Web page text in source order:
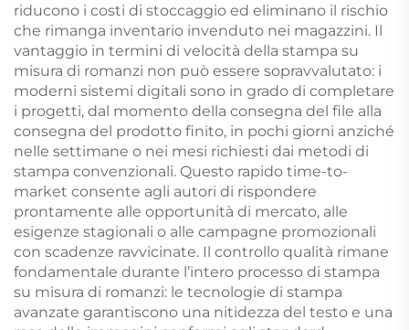
riducono i costi di stoccaggio ed eliminano il rischio
che rimanga inventario invenduto nei magazzini. Il
vantaggio in termini di velocità della stampa su
misura di romanzi non può essere sopravvalutato: i
moderni sistemi digitali sono in grado di completare
i progetti, dal momento della consegna del file alla
consegna del prodotto finito, in pochi giorni anziché
nelle settimane o nei mesi richiesti dai metodi di
stampa convenzionali. Questo rapido time-to-
market consente agli autori di rispondere
prontamente alle opportunità di mercato, alle
esigenze stagionali o alle campagne promozionali
con scadenze ravvicinate. Il controllo qualità rimane
fondamentale durante l’intero processo di stampa
su misura di romanzi: le tecnologie di stampa
avanzate garantiscono una nitidezza del testo e una